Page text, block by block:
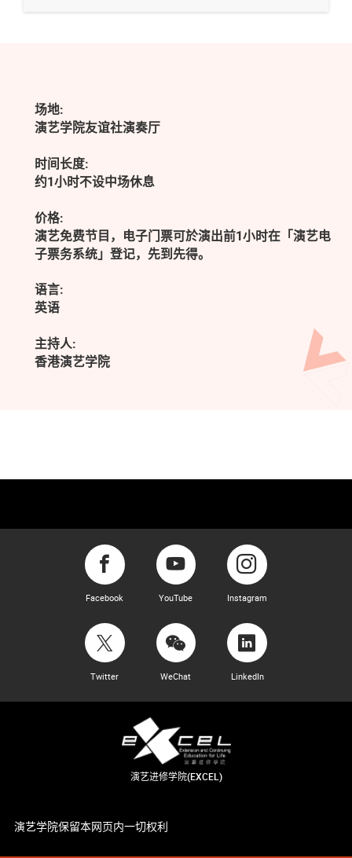
场地:
演艺学院友谊社演奏厅
时间长度:
约1小时不设中场休息
价格:
演艺免费节目，电子门票可於演出前1小时在「演艺电
子票务系统」登记，先到先得。
语言:
英语
主持人:
香港演艺学院
Facebook YouTube Instagram
Twitter WeChat LinkedIn
演艺进修学院(EXCEL)
演艺学院保留本网页内一切权利